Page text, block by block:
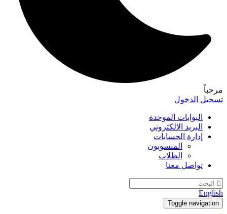
مرحباً
تسجيل الدخول
البوابات الموحدة
البريد الإلكتروني
إدارة الحسابات
المنسوبون
الطلاب
تواصل معنا
English
Toggle navigation